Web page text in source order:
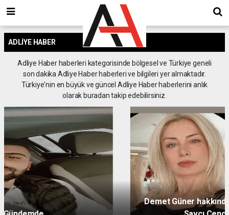
ADLIYE HABER
Adliye Haber haberleri kategorisinde bölgesel ve Türkiye geneli
son dakika Adliye Haber haberleri ve bilgileri yer almaktadır.
Türkiye'nin en büyük ve güncel Adliye Haber haberlerini anlık
olarak buradan takip edebilirsiniz.
Demet Güner hakkında ki suç duyurusu dosyasını